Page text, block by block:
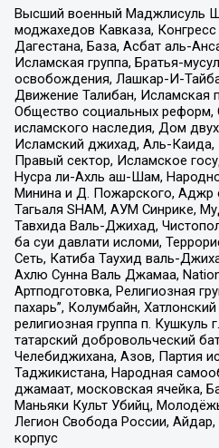
Высший военный Маджлисуль
моджахедов Кавказа,
Дагестана, База, Асбат аль-
Исламская группа, Братья-
освобождения, Лашкар-И-
Движение Талибан, Исламская
Общество социальных
исламского наследия, Дом
Исламский джихад, Аль-
Правый сектор, Исламское
Нусра ли-Ахль аш-Шам,
Минина и Д. Пожарского, Аджр
Тагьаля SHAM, АУМ Синрике,
Тавхида Валь-Джихад,
ба суи давлати исломи,
Сеть, Катиба Таухид валь-
Ахлю Сунна Валь Джамаа,
Артподготовка, Религиозная
пахарь”, Колумбайн,
религиозная группа п. Кушкуль
татарский добровольческий
Челебиджихана, Азов, Партия
Таджикистана, Народная
джамаат, московская ячейка,
Маньяки Культ Убийц,
Легион Свобода России,
корпус